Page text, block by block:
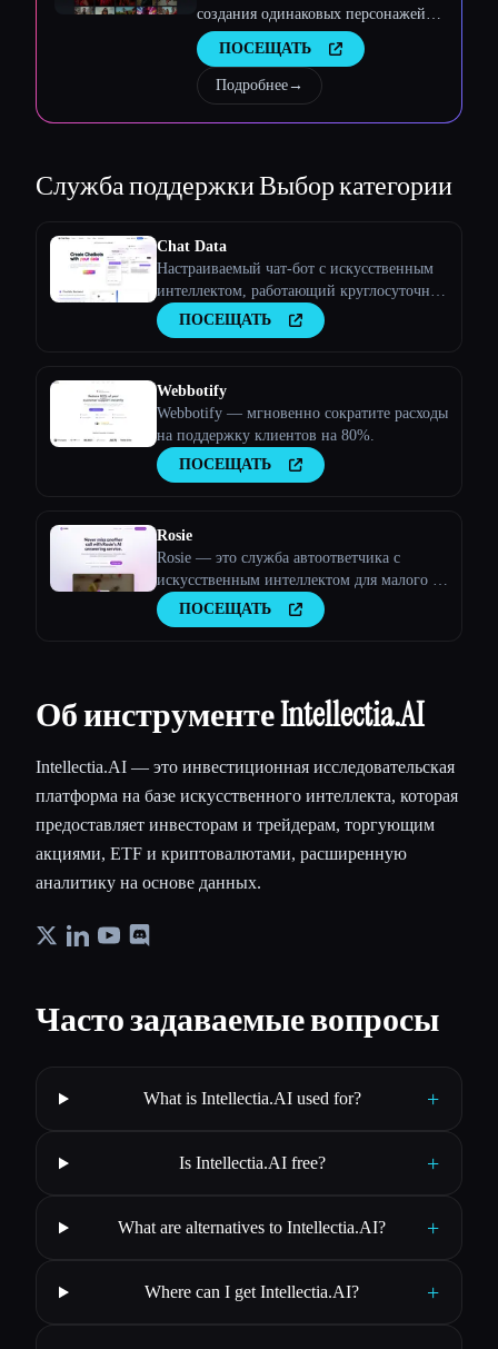
создания одинаковых персонажей,
рабочих процессов и видео
ПОСЕЩАТЬ
Подробнее→
Служба поддержкиВыбор категории
Chat Data
Настраиваемый чат-бот с искусственным
интеллектом, работающий круглосуточно
и без выходных
ПОСЕЩАТЬ
Webbotify
Webbotify — мгновенно сократите расходы
на поддержку клиентов на 80%.
ПОСЕЩАТЬ
Rosie
Rosie — это служба автоответчика с
искусственным интеллектом для малого и
среднего бизнеса.
ПОСЕЩАТЬ
Об инструменте Intellectia.AI
Intellectia.AI — это инвестиционная исследовательская
платформа на базе искусственного интеллекта, которая
предоставляет инвесторам и трейдерам, торгующим
акциями, ETF и криптовалютами, расширенную
аналитику на основе данных.
Часто задаваемые вопросы
What is Intellectia.AI used for? +
Is Intellectia.AI free? +
What are alternatives to Intellectia.AI? +
Where can I get Intellectia.AI? +